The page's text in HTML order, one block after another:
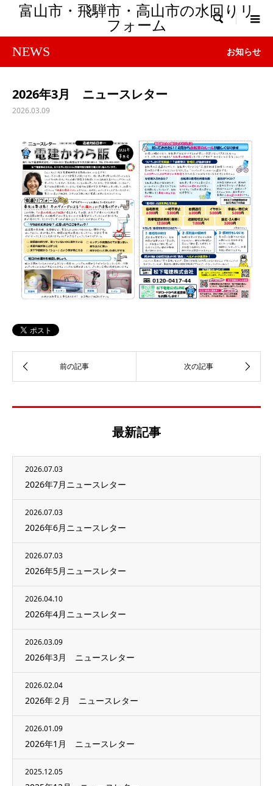
富山市・飛騨市・高山市の水回りリ
フォーム

NEWS お知らせ
2026年3月 ニュースレター
2026.03.09
最新記事
2026.07.03
2026年7月ニュースレター
2026.07.03
2026年6月ニュースレター
2026.07.03
2026年5月ニュースレター
2026.04.10
2026年4月ニュースレター
2026.03.09
2026年3月 ニュースレター
2026.02.04
2026年２月 ニュースレター
2026.01.09
2026年1月 ニュースレター
2025.12.05